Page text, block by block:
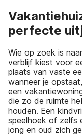
perfecte
Wie op zoek is
verblijf kiest voor
plaats van vaste
wanneer je
een
die zo de ruimte
houden. Een
speelhoek of zelfs
jong en oud zich